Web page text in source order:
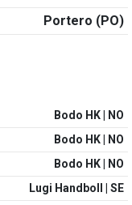
Portero (PO)
Bodo HK | NO
Bodo HK | NO
Bodo HK | NO
Lugi Handboll | SE